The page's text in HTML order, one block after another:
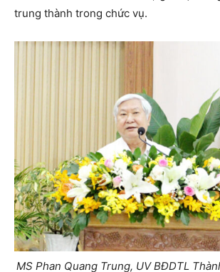
trung thành trong chức vụ.
MS Phan Quang Trung, UV BĐDTL